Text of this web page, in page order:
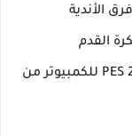
الأندية
القدم
وستتمكن أيضاً من تحميل لعبة بيس 2017 PES للكمبيوتر من